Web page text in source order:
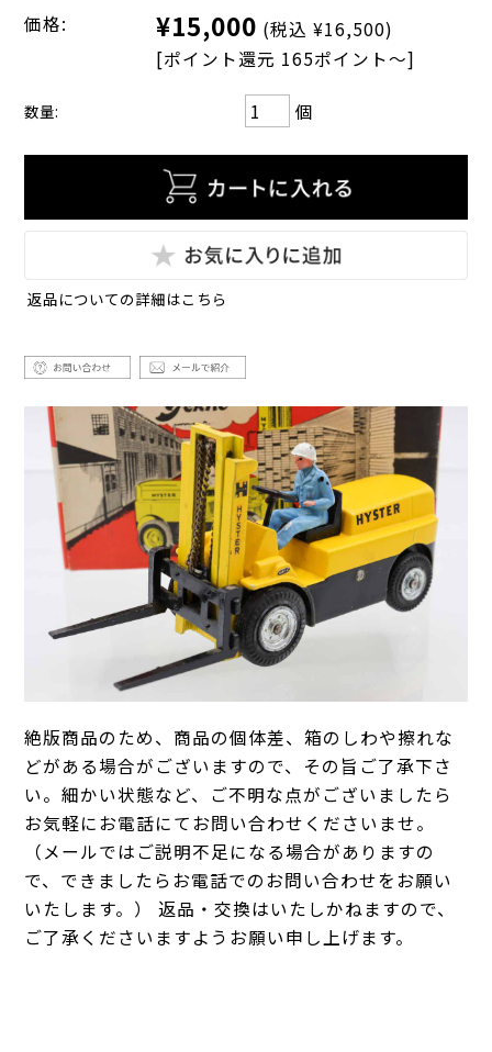
価格: ¥15,000 (税込 ¥16,500)
[ポイント還元 165ポイント～]
数量: 個
返品についての詳細はこちら
絶版商品のため、商品の個体差、箱のしわや擦れな
どがある場合がございますので、その旨ご了承下さ
い。細かい状態など、ご不明な点がございましたら
お気軽にお電話にてお問い合わせくださいませ。
（メールではご説明不足になる場合がありますの
で、できましたらお電話でのお問い合わせをお願い
いたします。） 返品・交換はいたしかねますので、
ご了承くださいますようお願い申し上げます。